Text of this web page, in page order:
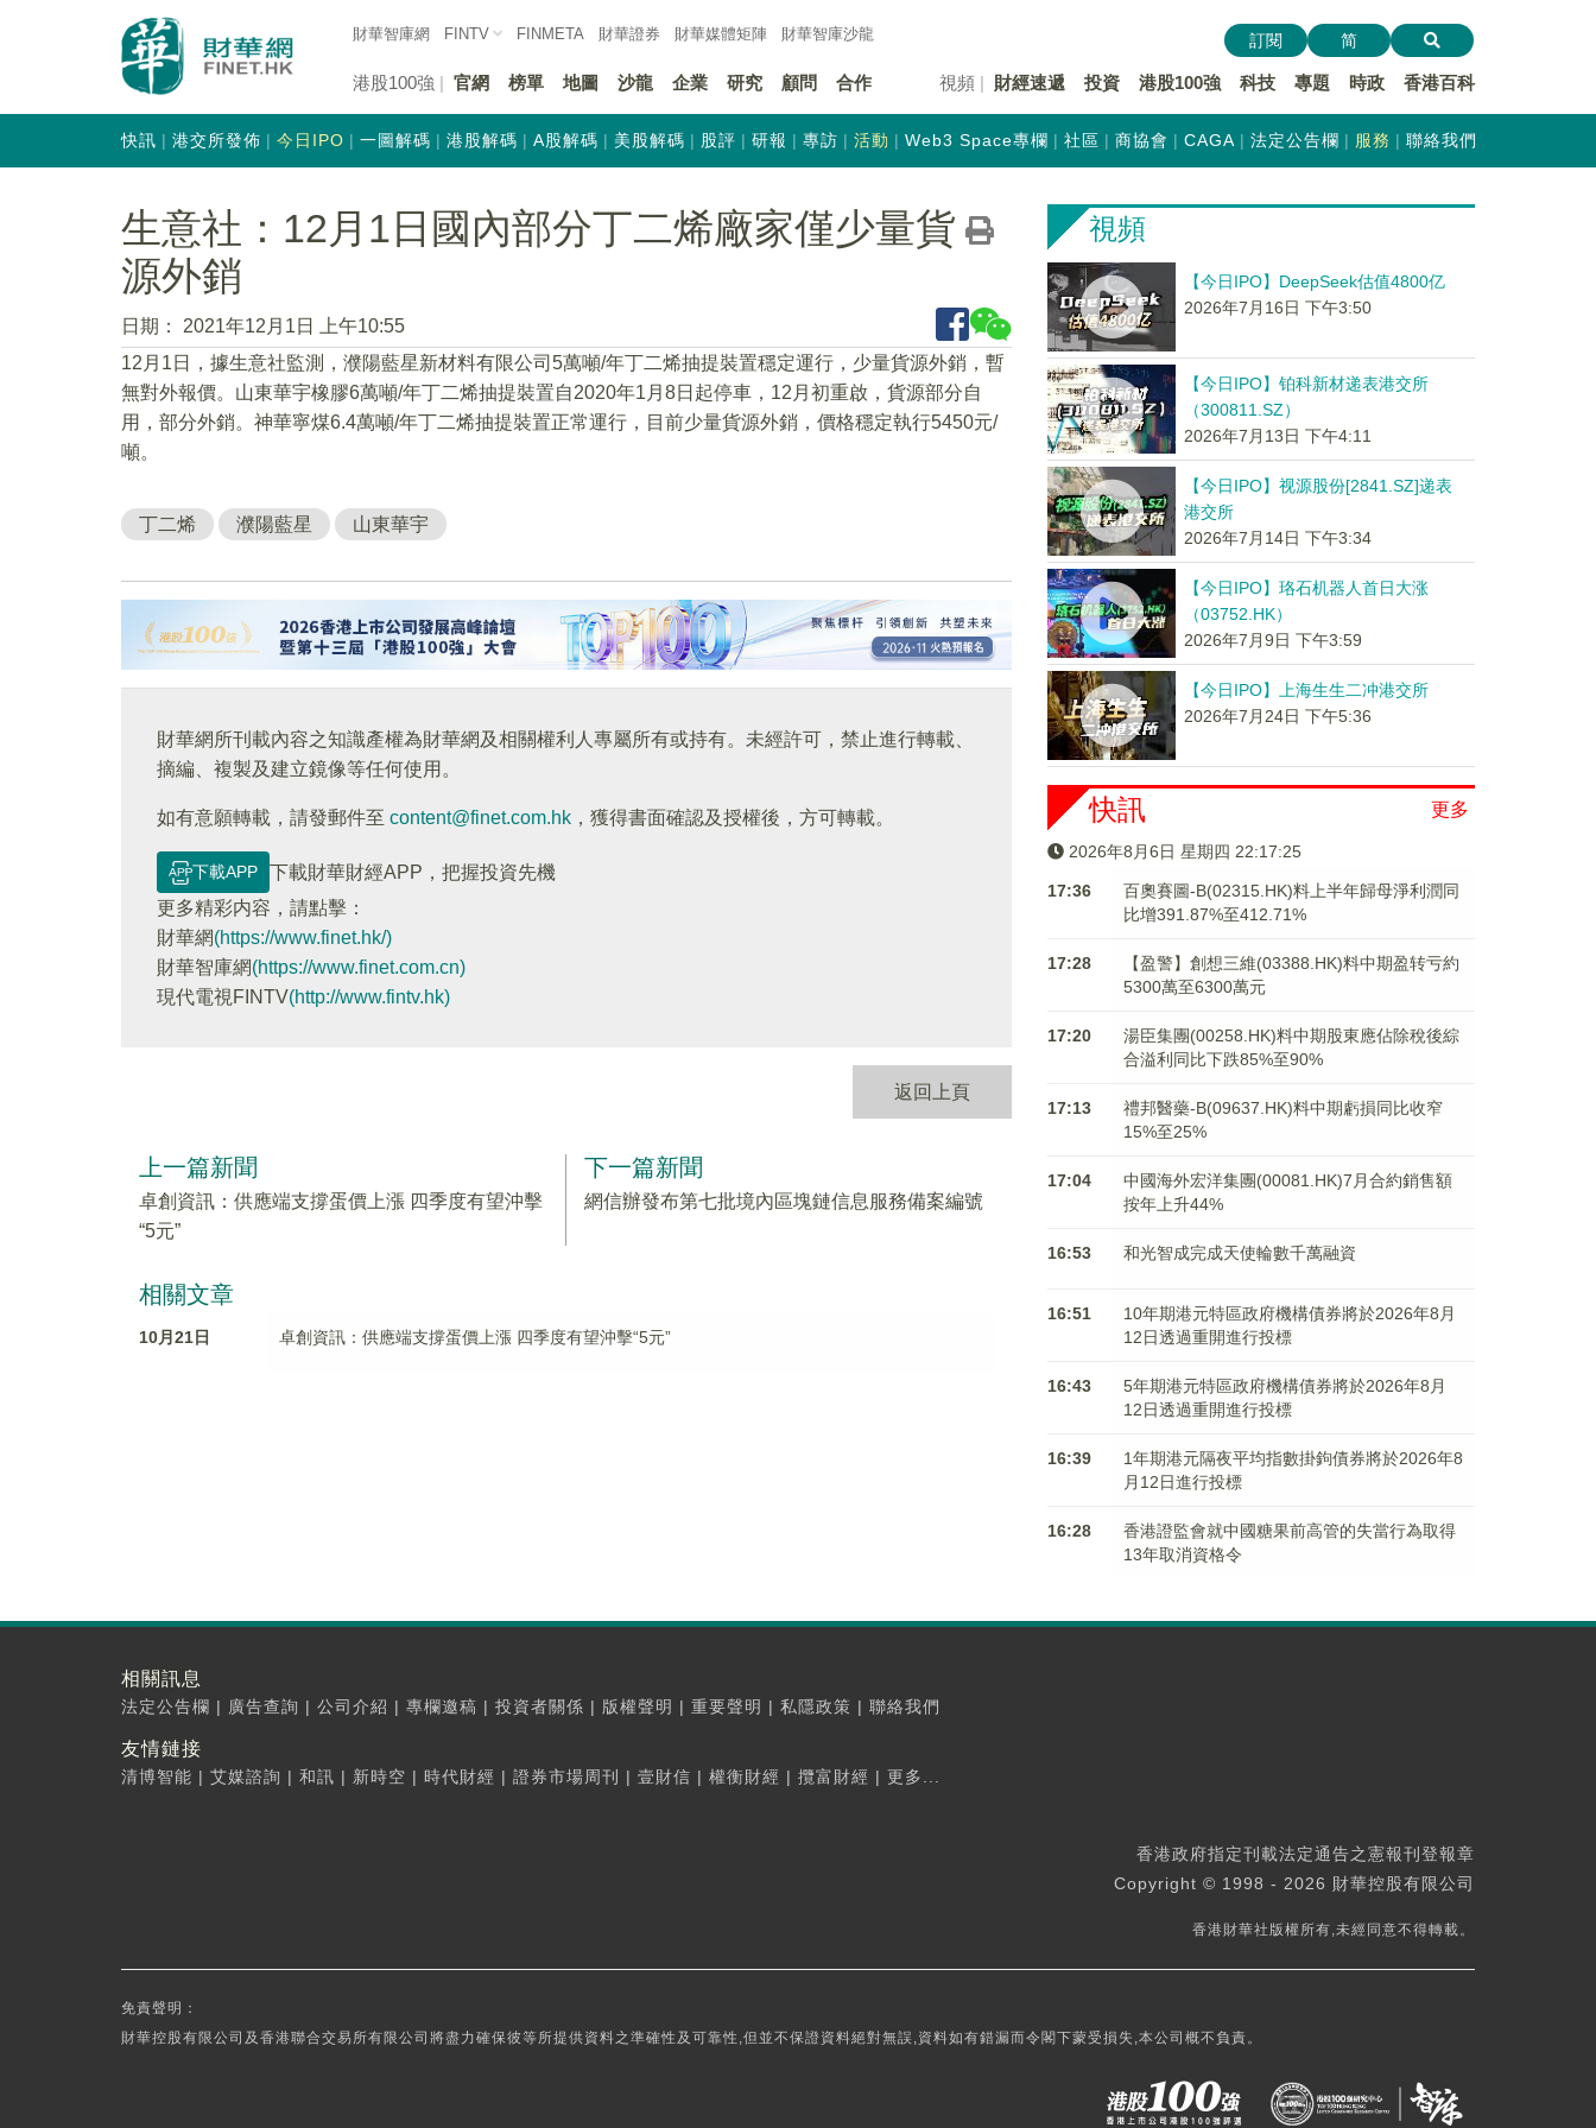
財華智庫網 FINTV FINMETA 財華證券 財華媒體矩陣 財華智庫沙龍
港股100強 官網 榜單 地圖 沙龍 企業 研究 顧問 合作 視頻 財經速遞 投資 港股100強 科技 專題 時政 香港百科
訂閱 简
快訊 港交所發佈 今日IPO 一圖解碼 港股解碼 A股解碼 美股解碼 股評 研報 專訪 活動 Web3 Space專欄 社區 商協會 CAGA 法定公告欄 服務 聯絡我們
生意社：12月1日國內部分丁二烯廠家僅少量貨
源外銷
日期：
2021年12月1日 上午10:55
12月1日，據生意社監測，濮陽藍星新材料有限公司5萬噸/年丁二烯抽提裝置穩定運行，少量貨源外銷，暫
無對外報價。山東華宇橡膠6萬噸/年丁二烯抽提裝置自2020年1月8日起停車，12月初重啟，貨源部分自
用，部分外銷。神華寧煤6.4萬噸/年丁二烯抽提裝置正常運行，目前少量貨源外銷，價格穩定執行5450元/
噸。
丁二烯 濮陽藍星 山東華宇
財華網所刊載內容之知識產權為財華網及相關權利人專屬所有或持有。未經許可，禁止進行轉載、
摘編、複製及建立鏡像等任何使用。
如有意願轉載，請發郵件至 content@finet.com.hk ，獲得書面確認及授權後，方可轉載。
下載APP
下載財華財經APP，把握投資先機
更多精彩内容，請點擊：
財華網(https://www.finet.hk/)
財華智庫網(https://www.finet.com.cn)
現代電視FINTV(http://www.fintv.hk)
返回上頁
上一篇新聞
卓創資訊：供應端支撐蛋價上漲 四季度有望沖擊
“5元”
下一篇新聞
網信辦發布第七批境內區塊鏈信息服務備案編號
相關文章
10月21日 卓創資訊：供應端支撐蛋價上漲 四季度有望沖擊“5元”
視頻
【今日IPO】DeepSeek估值4800亿
2026年7月16日 下午3:50
【今日IPO】铂科新材递表港交所
（300811.SZ）
2026年7月13日 下午4:11
【今日IPO】视源股份[2841.SZ]递表
港交所
2026年7月14日 下午3:34
【今日IPO】珞石机器人首日大涨
（03752.HK）
2026年7月9日 下午3:59
【今日IPO】上海生生二冲港交所
2026年7月24日 下午5:36
更多
快訊
2026年8月6日 星期四 22:17:26
17:36
百奧賽圖-B(02315.HK)料上半年歸母淨利潤同
比增391.87%至412.71%
17:28
【盈警】創想三維(03388.HK)料中期盈转亏約
5300萬至6300萬元
17:20
湯臣集團(00258.HK)料中期股東應佔除稅後綜
合溢利同比下跌85%至90%
17:13
禮邦醫藥-B(09637.HK)料中期虧損同比收窄
15%至25%
17:04
中國海外宏洋集團(00081.HK)7月合約銷售額
按年上升44%
16:53 和光智成完成天使輪數千萬融資
16:51
10年期港元特區政府機構債券將於2026年8月
12日透過重開進行投標
16:43
5年期港元特區政府機構債券將於2026年8月
12日透過重開進行投標
16:39
1年期港元隔夜平均指數掛鉤債券將於2026年8
月12日進行投標
16:28
香港證監會就中國糖果前高管的失當行為取得
13年取消資格令
相關訊息
法定公告欄 | 廣告查詢 | 公司介紹 | 專欄邀稿 | 投資者關係 | 版權聲明 | 重要聲明 | 私隱政策 | 聯絡我們
友情鏈接
清博智能 | 艾媒諮詢 | 和訊 | 新時空 | 時代財經 | 證券市場周刊 | 壹財信 | 權衡財經 | 攬富財經 | 更多...
香港政府指定刊載法定通告之憲報刊登報章
Copyright © 1998 - 2026 財華控股有限公司
香港財華社版權所有,未經同意不得轉載。
免責聲明：
財華控股有限公司及香港聯合交易所有限公司將盡力確保彼等所提供資料之準確性及可靠性,但並不保證資料絕對無誤,資料如有錯漏而令閣下蒙受損失,本公司概不負責。